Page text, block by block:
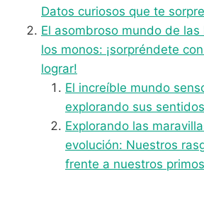
Datos curiosos que te
El asombroso mundo de
los monos: ¡sorpréndete
lograr!
El increíble mundo
explorando sus
Explorando las
evolución: Nuestros
frente a nuestros